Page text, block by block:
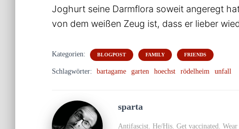
Joghurt seine Darmflora soweit angeregt
von dem weißen Zeug ist, dass er lieber
Kategorien: BLOGPOST FAMILY FRIENDS
Schlagwörter: bartagame garten hoechst rödelheim unfall
sparta
Antifascist. He/His. Get vaccinated.